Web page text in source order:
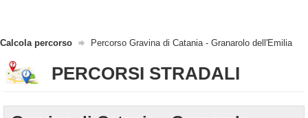
Calcola percorso Percorso Gravina di Catania - Granarolo dell'Emilia
PERCORSI STRADALI